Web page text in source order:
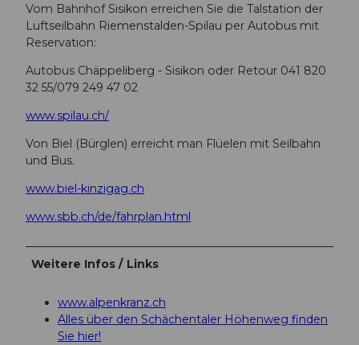
Vom Bahnhof Sisikon erreichen Sie die Talstation der
Luftseilbahn Riemenstalden-Spilau per Autobus mit
Reservation:
Autobus Chäppeliberg - Sisikon oder Retour 041 820
32 55/079 249 47 02
www.spilau.ch/
Von Biel (Bürglen) erreicht man Flüelen mit Seilbahn
und Bus.
www.biel-kinzigag.ch
www.sbb.ch/de/fahrplan.html
Weitere Infos / Links
www.alpenkranz.ch
Alles über den Schächentaler Höhenweg finden
Sie hier!